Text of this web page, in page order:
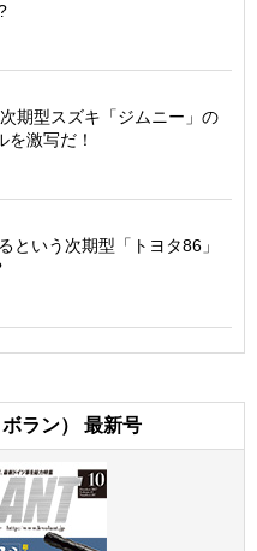
期型スズキ「ジムニー」の
を激写だ！
という次期型「トヨタ86」
ラン） 最新号